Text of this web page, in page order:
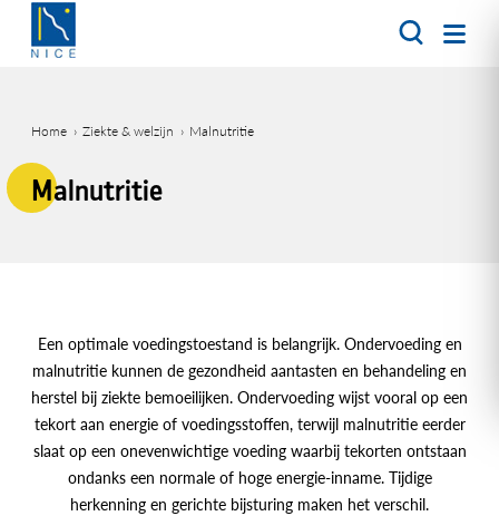
Overslaan
naar
gaanHome Ziekte & welzijn Malnutritie
Malnutritie
Een optimale voedingstoestand is belangrijk. Ondervoeding en
malnutritie kunnen de gezondheid aantasten en behandeling en
herstel bij ziekte bemoeilijken. Ondervoeding wijst vooral op een
tekort aan energie of voedingsstoffen, terwijl malnutritie eerder
slaat op een onevenwichtige voeding waarbij tekorten ontstaan
ondanks een normale of hoge energie-inname. Tijdige
herkenning en gerichte bijsturing maken het verschil.